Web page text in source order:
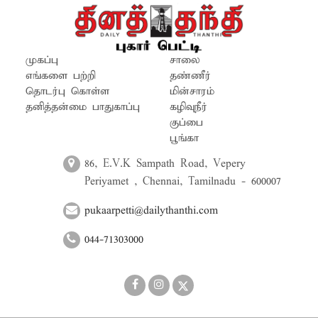
முகப்பு
எங்களை பற்றி
தொடர்பு கொள்ள
தனித்தன்மை பாதுகாப்பு
சாலை
தண்ணீர்
மின்சாரம்
கழிவுநீர்
குப்பை
பூங்கா
86, E.V.K Sampath Road, Vepery
Periyamet , Chennai, Tamilnadu - 600007
pukaarpetti@dailythanthi.com
044-71303000